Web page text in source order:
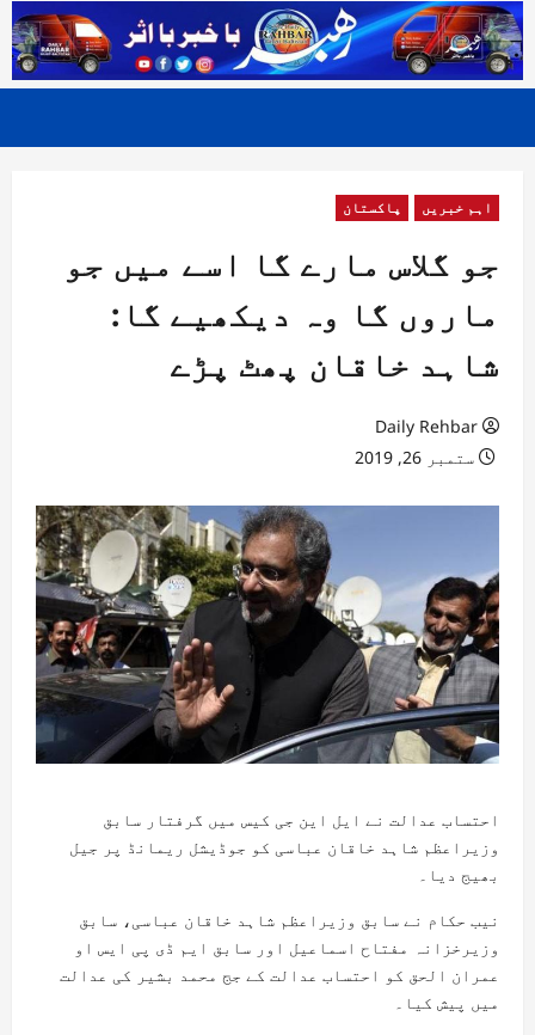
اہم خبریں پاکستان
جو گلاس مارے گا اسے میں جو
ماروں گا وہ دیکھیے گا:
شاہد خاقان پھٹ پڑے
Daily Rehbar
ستمبر 26, 2019
احتساب عدالت نے ایل این جی کیس میں گرفتار سابق
وزیراعظم شاہد خاقان عباسی کو جوڈیشل ریمانڈ پر جیل
بھیج دیا۔
نیب حکام نے سابق وزیراعظم شاہد خاقان عباسی، سابق
وزیرخزانہ مفتاح اسماعیل اور سابق ایم ڈی پی ایس او
عمران الحق کو احتساب عدالت کے جج محمد بشیر کی عدالت
میں پیش کیا۔